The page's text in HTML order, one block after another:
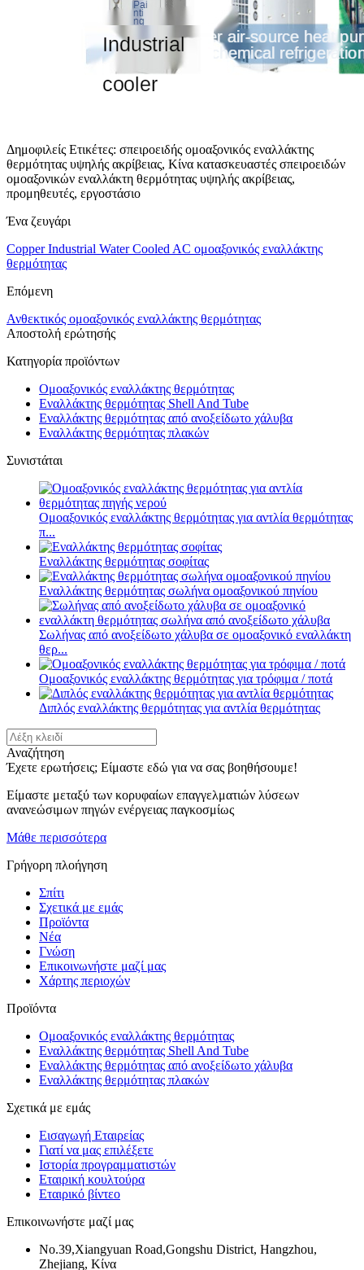
Δημοφιλείς Ετικέτες: σπειροειδής ομοαξονικός εναλλάκτης
θερμότητας υψηλής ακρίβειας, Κίνα κατασκευαστές σπειροειδών
ομοαξονικών εναλλάκτη θερμότητας υψηλής ακρίβειας,
προμηθευτές, εργοστάσιο
Ένα ζευγάρι
Copper Industrial Water Cooled AC ομοαξονικός εναλλάκτης
θερμότητας
Επόμενη
Ανθεκτικός ομοαξονικός εναλλάκτης θερμότητας
Αποστολή ερώτησής
Κατηγορία προϊόντων
Ομοαξονικός εναλλάκτης θερμότητας
Εναλλάκτης θερμότητας Shell And Tube
Εναλλάκτης θερμότητας από ανοξείδωτο χάλυβα
Εναλλάκτης θερμότητας πλακών
Συνιστάται
Ομοαξονικός εναλλάκτης θερμότητας για αντλία θερμότητας
π...
Εναλλάκτης θερμότητας σοφίτας
Εναλλάκτης θερμότητας σωλήνα ομοαξονικού πηνίου
Σωλήνας από ανοξείδωτο χάλυβα σε ομοαξονικό εναλλάκτη
θερ...
Ομοαξονικός εναλλάκτης θερμότητας για τρόφιμα / ποτά
Διπλός εναλλάκτης θερμότητας για αντλία θερμότητας
Αναζήτηση
Έχετε ερωτήσεις; Είμαστε εδώ για να σας βοηθήσουμε!
Είμαστε μεταξύ των κορυφαίων επαγγελματιών λύσεων
ανανεώσιμων πηγών ενέργειας παγκοσμίως
Μάθε περισσότερα
Γρήγορη πλοήγηση
Σπίτι
Σχετικά με εμάς
Προϊόντα
Νέα
Γνώση
Επικοινωνήστε μαζί μας
Χάρτης περιοχών
Προϊόντα
Ομοαξονικός εναλλάκτης θερμότητας
Εναλλάκτης θερμότητας Shell And Tube
Εναλλάκτης θερμότητας από ανοξείδωτο χάλυβα
Εναλλάκτης θερμότητας πλακών
Σχετικά με εμάς
Εισαγωγή Εταιρείας
Γιατί να μας επιλέξετε
Ιστορία προγραμματιστών
Εταιρική κουλτούρα
Εταιρικό βίντεο
Επικοινωνήστε μαζί μας
No.39,Xiangyuan Road,Gongshu District, Hangzhou,
Zhejiang, Κίνα